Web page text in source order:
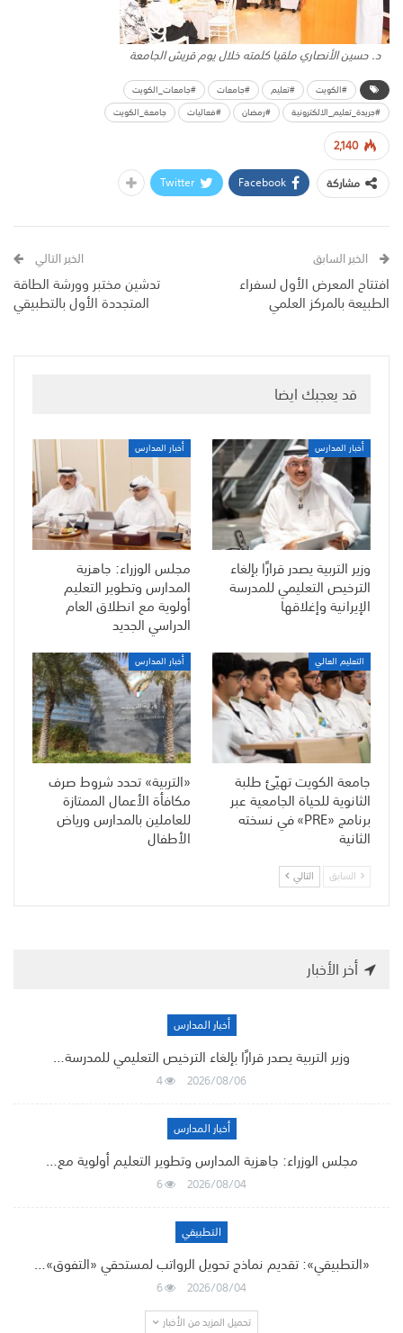
د. حسين الأنصاري ملقيا كلمته خلال يوم قريش الجامعة
#الكويت #تعليم #جامعات
#جامعات_الكويت
#جريدة_تعليم_الالكترونية
#رمضان #فعاليات جامعة_الكويت
2,140
مشاركة
Facebook
Twitter
الخبر السابق
افتتاح المعرض الأول لسفراء
الطبيعة بالمركز العلمي
الخبر التالي
تدشين مختبر وورشة الطاقة
المتجددة الأول بالتطبيقي
قد يعجبك ايضا
أخبار المدارس
وزير التربية يصدر قرارًا بإلغاء
الترخيص التعليمي للمدرسة
الإيرانية وإغلاقها
أخبار المدارس
مجلس الوزراء: جاهزية
المدارس وتطوير التعليم
أولوية مع انطلاق العام
الدراسي الجديد
التعليم العالي
جامعة الكويت تهيّئ طلبة
الثانوية للحياة الجامعية عبر
برنامج «PRE» في نسخته
الثانية
أخبار المدارس
«التربية» تحدد شروط صرف
مكافأة الأعمال الممتازة
للعاملين بالمدارس ورياض
الأطفال
السابق التالي
أخر الأخبار
أخبار المدارس
وزير التربية يصدر قرارًا بإلغاء الترخيص التعليمي للمدرسة…
2026/08/06
4
أخبار المدارس
مجلس الوزراء: جاهزية المدارس وتطوير التعليم أولوية مع…
2026/08/04
6
التطبيقي
«التطبيقي»: تقديم نماذج تحويل الرواتب لمستحقي «التفوق»…
2026/08/04
6
تحميل المزيد من الأخبار